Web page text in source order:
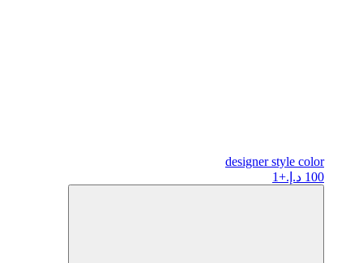
designerstyle color
100 د.إ.
+1